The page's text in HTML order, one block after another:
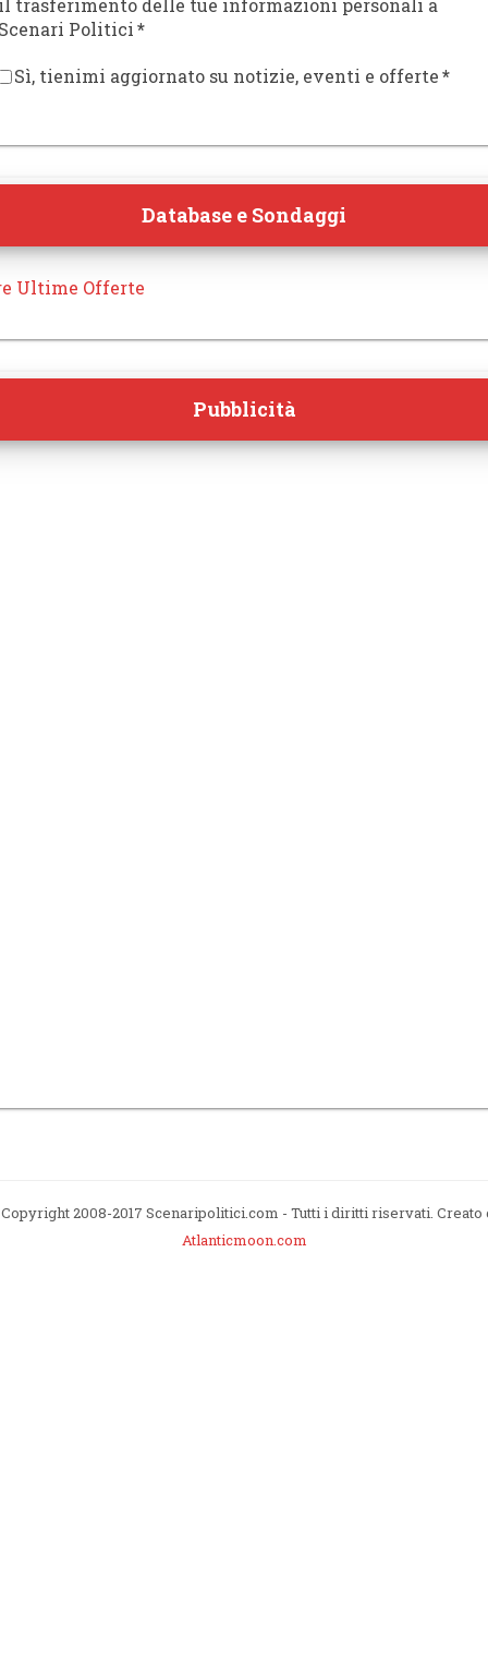
Politici*
Sì, tienimi aggiornato su notizie, eventi e offerte*
Database e Sondaggi
Ultime Offerte
Pubblicità
2008-2017 Scenaripolitici.com - Tutti i diritti riservati. Creato
Atlanticmoon.com